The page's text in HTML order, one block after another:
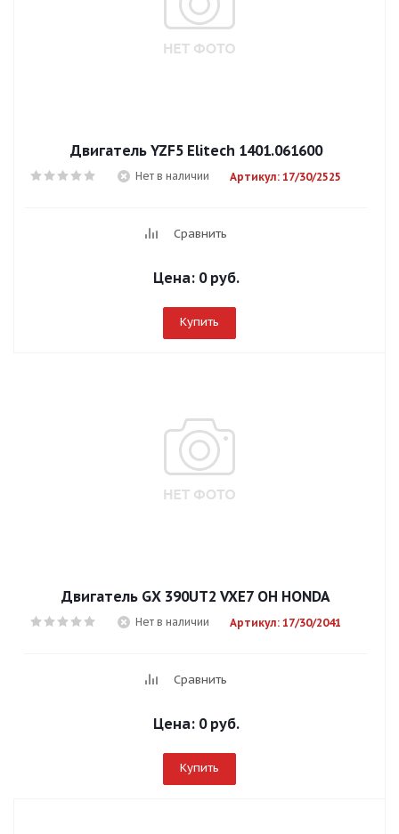
Двигатель YZF5 Elitech 1401.061600
Нет в наличии Артикул: 17/30/2525
Сравнить
Цена: 0 руб.
Купить
Двигатель GX 390UT2 VXE7 OH HONDA
Нет в наличии Артикул: 17/30/2041
Сравнить
Цена: 0 руб.
Купить